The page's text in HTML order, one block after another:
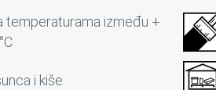
temperaturama između +
i kiše